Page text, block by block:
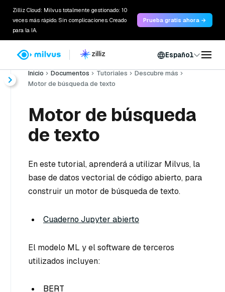
Zilliz Cloud: Milvus totalmente gestionado: 10
veces más rápido. Sin complicaciones. Creado
para la IA.
Prueba gratis ahora →
Español
Inicio Documentos Tutoriales
Descubre más
Motor de búsqueda de texto
Motor de búsqueda
de texto
En este tutorial, aprenderá a utilizar Milvus, la
base de datos vectorial de código abierto, para
construir un motor de búsqueda de texto.
Cuaderno Jupyter abierto
El modelo ML y el software de terceros
utilizados incluyen:
BERT